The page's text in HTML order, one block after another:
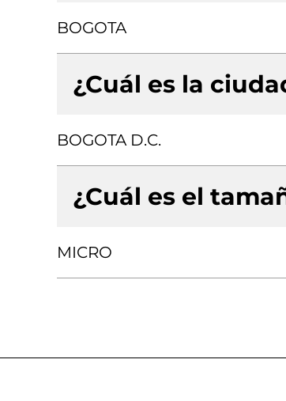
BOGOTA
¿Cuál es la
BOGOTA D.C.
¿Cuál es el
MICRO